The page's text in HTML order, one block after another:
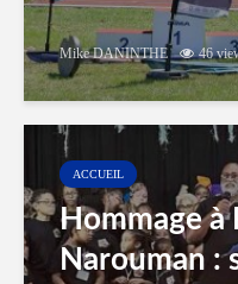
Mike DANINTHE 46
ACCUEIL
Hommage à
Narouman :